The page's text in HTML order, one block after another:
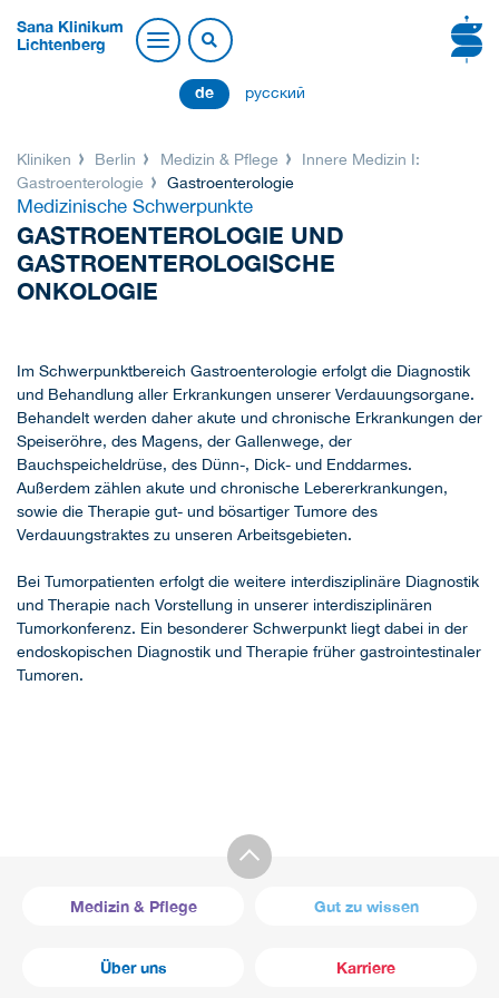
Sana Klinikum
Lichtenberg
de русский
Kliniken Berlin Medizin & Pflege
Innere Medizin I:
Gastroenterologie
Gastroenterologie
Medizinische Schwerpunkte
GASTROENTEROLOGIE UND
GASTROENTEROLOGISCHE
ONKOLOGIE
Im Schwerpunktbereich Gastroenterologie erfolgt die Diagnostik
und Behandlung aller Erkrankungen unserer Verdauungsorgane.
Behandelt werden daher akute und chronische Erkrankungen der
Speiseröhre, des Magens, der Gallenwege, der
Bauchspeicheldrüse, des Dünn-, Dick- und Enddarmes.
Außerdem zählen akute und chronische Lebererkrankungen,
sowie die Therapie gut- und bösartiger Tumore des
Verdauungstraktes zu unseren Arbeitsgebieten.
Bei Tumorpatienten erfolgt die weitere interdisziplinäre Diagnostik
und Therapie nach Vorstellung in unserer interdisziplinären
Tumorkonferenz. Ein besonderer Schwerpunkt liegt dabei in der
endoskopischen Diagnostik und Therapie früher gastrointestinaler
Tumoren.
Medizin & Pflege Gut zu wissen
Über uns Karriere